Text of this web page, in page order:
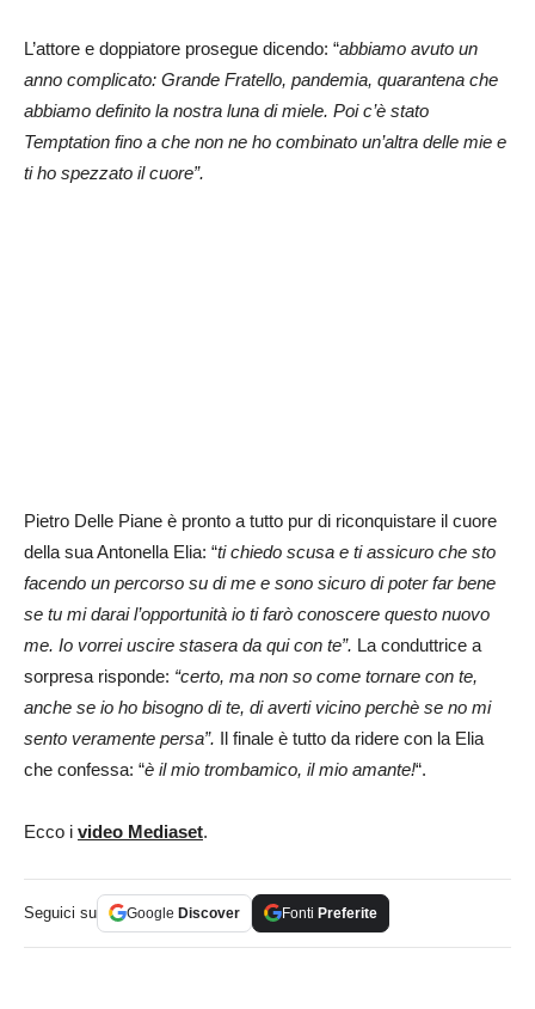
L’attore e doppiatore prosegue dicendo: “abbiamo avuto un
anno complicato: Grande Fratello, pandemia, quarantena che
abbiamo definito la nostra luna di miele. Poi c’è stato
Temptation fino a che non ne ho combinato un’altra delle mie e
ti ho spezzato il cuore”.
Pietro Delle Piane è pronto a tutto pur di riconquistare il cuore
della sua Antonella Elia: “tichiedo scusa e ti assicuro che sto
facendo un percorso su di me e sono sicuro di poter far bene
se tu mi darai l’opportunità io ti farò conoscere questo nuovo
me. Io vorrei uscire stasera da qui con te”. La conduttrice a
sorpresa risponde: “certo, ma non so come tornare con te,
anche se io ho bisogno di te, di averti vicino perchè se no mi
sento veramente persa”. Il finale è tutto da ridere con la Elia
che confessa: “è il mio trombamico, il mio amante!“.
Ecco i video Mediaset.
Seguici su Google Discover Fonti Preferite